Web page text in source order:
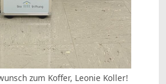
zum Koffer, Leonie Koller!